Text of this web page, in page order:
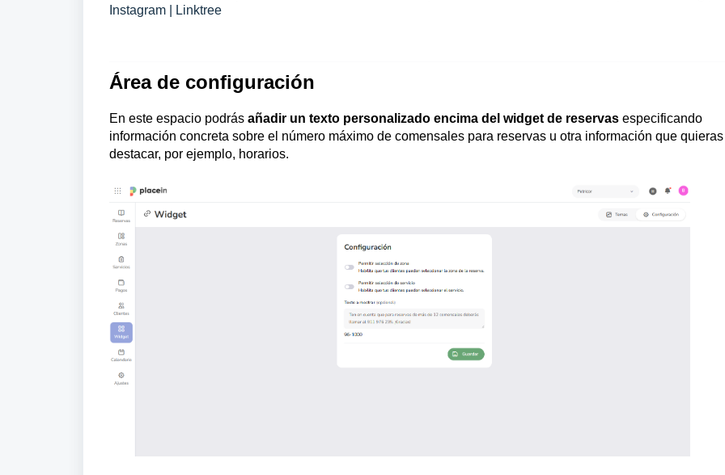
Instagram | Linktree
Área de configuración
En este espacio podrás añadir un texto personalizado encima del widget de reservas especificando
información concreta sobre el número máximo de comensales para reservas u otra información que quieras
destacar, por ejemplo, horarios.